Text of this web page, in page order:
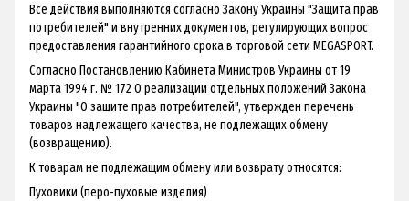
Все действия выполняются согласно Закону Украины "Защита прав
потребителей" и внутренних документов, регулирующих вопрос
предоставления гарантийного срока в торговой сети MEGASPORT.
Согласно Постановлению Кабинета Министров Украины от 19
марта 1994 г. № 172 О реализации отдельных положений Закона
Украины "О защите прав потребителей", утвержден перечень
товаров надлежащего качества, не подлежащих обмену
(возвращению).
К товарам не подлежащим обмену или возврату относятся:
Пуховики (перо-пуховые изделия)